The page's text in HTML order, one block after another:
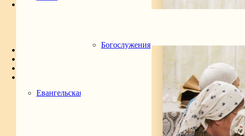
Евангельская
Богослужения
Библейская группа